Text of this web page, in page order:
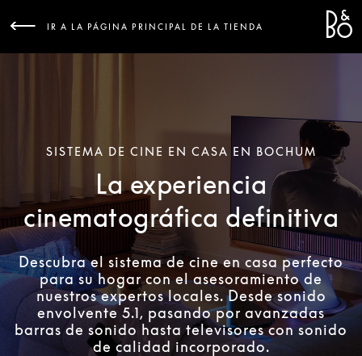
IR A LA PÁGINA PRINCIPAL DE LA TIENDA
SISTEMA DE CINE EN CASA EN BOCHUM
La experiencia
cinematográfica definitiva
Descubra el sistema de cine en casa perfecto
para su hogar con el asesoramiento de
nuestros expertos locales. Desde sonido
envolvente 5.1, pasando por avanzadas
barras de sonido hasta televisores con sonido
de calidad incorporado.